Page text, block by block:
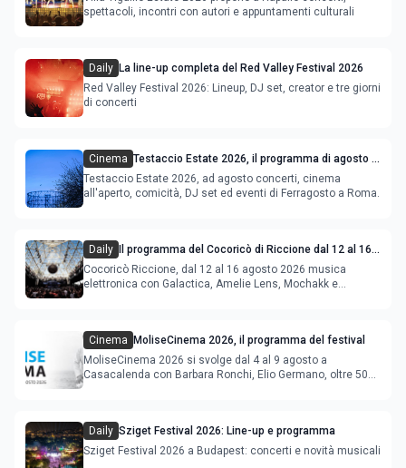
spettacoli, incontri con autori e appuntamenti culturali
Daily La line-up completa del Red Valley Festival 2026
Red Valley Festival 2026: Lineup, DJ set, creator e tre giorni
di concerti
Cinema Testaccio Estate 2026, il programma di agosto e
Ferragosto
Testaccio Estate 2026, ad agosto concerti, cinema
all'aperto, comicità, DJ set ed eventi di Ferragosto a Roma.
Daily
Il programma del Cocoricò di Riccione dal 12 al 16
agosto 2026
Cocoricò Riccione, dal 12 al 16 agosto 2026 musica
elettronica con Galactica, Amelie Lens, Mochakk e
Cinema
MoliseCinema 2026, il programma del festival
MoliseCinema 2026 si svolge dal 4 al 9 agosto a
Casacalenda con Barbara Ronchi, Elio Germano, oltre 50
Daily Sziget Festival 2026: Line-up e programma
Sziget Festival 2026 a Budapest: concerti e novità musicali